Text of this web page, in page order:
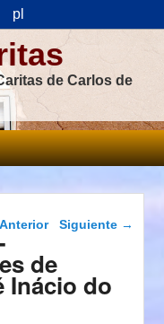
pl
de Carlos de
Navegación de
entradas
Anterior Siguiente →
de
Inácio do